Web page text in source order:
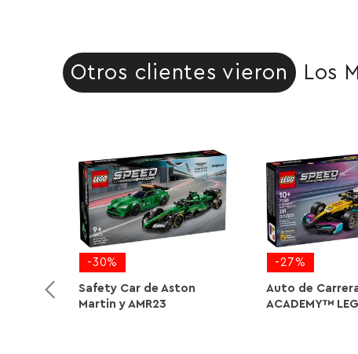
Otros clientes vieron Los
-30%
Safety Car de Aston
Martin y AMR23
-27%
Auto de
ACADEMY™